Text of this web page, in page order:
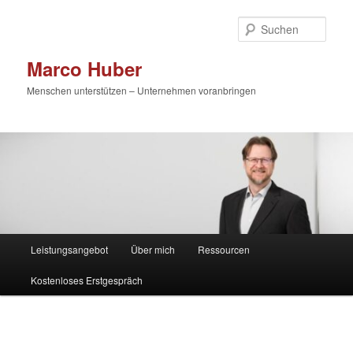
Marco Huber
Menschen unterstützen – Unternehmen voranbringen
Leistungsangebot Über mich Ressourcen
Kostenloses Erstgespräch